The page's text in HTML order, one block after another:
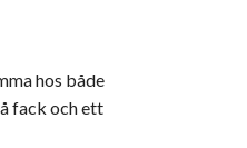
hos både
fack och ett